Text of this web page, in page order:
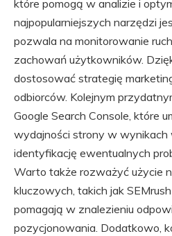
które pomogą w analizie i
najpopularniejszych narzędzi
pozwala na monitorowanie
zachowań użytkowników.
dostosować strategię
odbiorców. Kolejnym
Google Search Console, które
wydajności strony w wynikach
identyfikację ewentualnych
Warto także rozważyć użycie
kluczowych, takich jak
pomagają w znalezieniu
pozycjonowania. Dodatkowo,